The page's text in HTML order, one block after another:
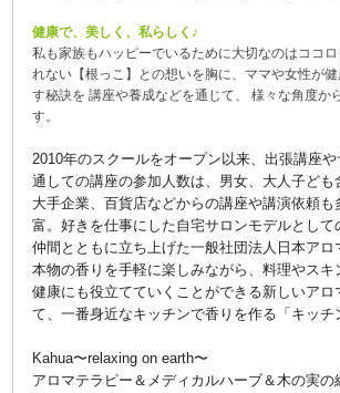
健康で、美しく、私らしく♪
私も家族もハッピーでいるために大切なのはココ
れない【根っこ】との想いを胸に、ママや女性が
す秘訣を 講座や養成などを通じて、 様々な角度か
す。
2010年のスクールをオープン以来、出張講座
通しての講座の参加人数は、男女、 大人子ども
大手企業、百貨店などからの講座や講演依頼も
富。好きを仕事にした自宅サロンモデルとして
仲間とともに立ち上げた一般社団法人日本アロ
本物の香りを手軽に楽しみながら、料理やスキ
健康にも役立てていくことができる新しいアロ
て、一番身近なキッチンで香りを作る「 キッチ
Kahua〜relaxing on earth〜
アロマテラピー＆メディカルハーブ＆木の実の